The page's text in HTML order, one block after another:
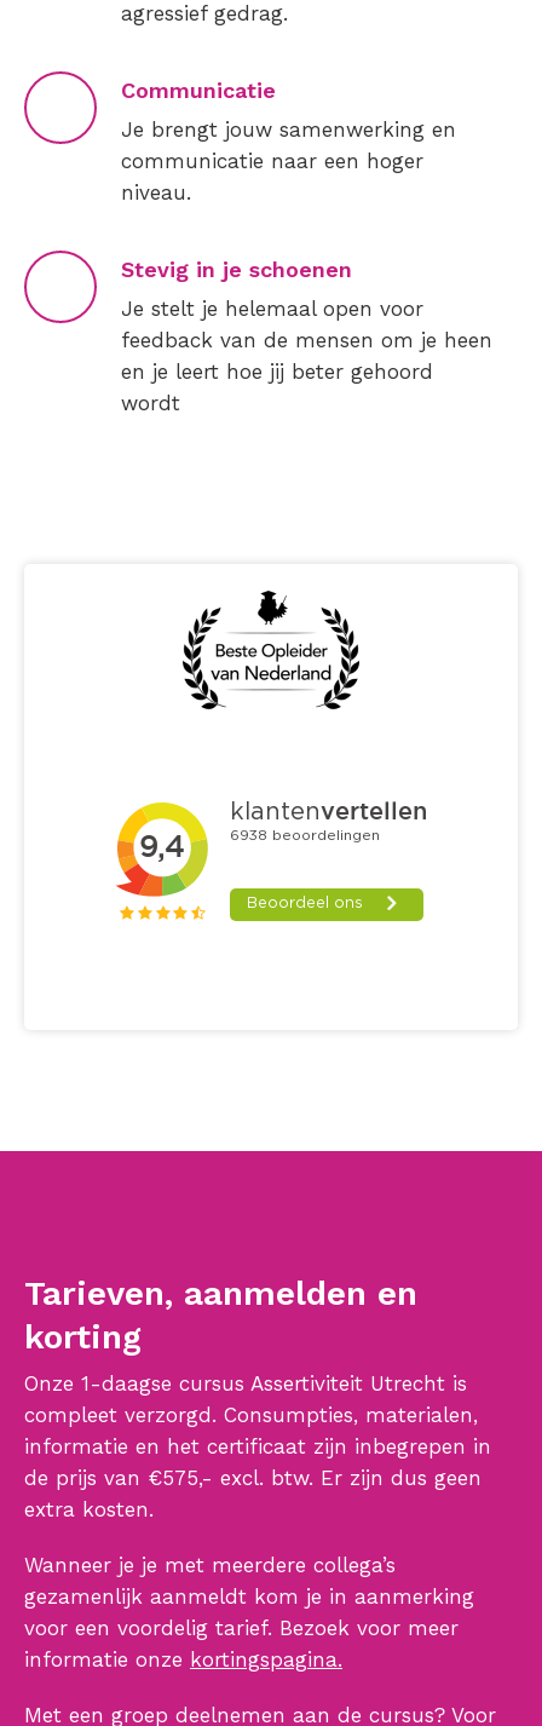
agressief gedrag.
Communicatie
Je brengt jouw samenwerking en
communicatie naar een hoger
niveau.
Stevig in je schoenen
Je stelt je helemaal open voor
feedback van de mensen om je heen
en je leert hoe jij beter gehoord
wordt
Tarieven, aanmelden en
korting
Onze 1-daagse cursus Assertiviteit Utrecht is
compleet verzorgd. Consumpties, materialen,
informatie en het certificaat zijn inbegrepen in
de prijs van €575,- excl. btw. Er zijn dus geen
extra kosten.
Wanneer je je met meerdere collega’s
gezamenlijk aanmeldt kom je in aanmerking
voor een voordelig tarief. Bezoek voor meer
informatie onze kortingspagina.
Met een groep deelnemen aan de cursus? Voor